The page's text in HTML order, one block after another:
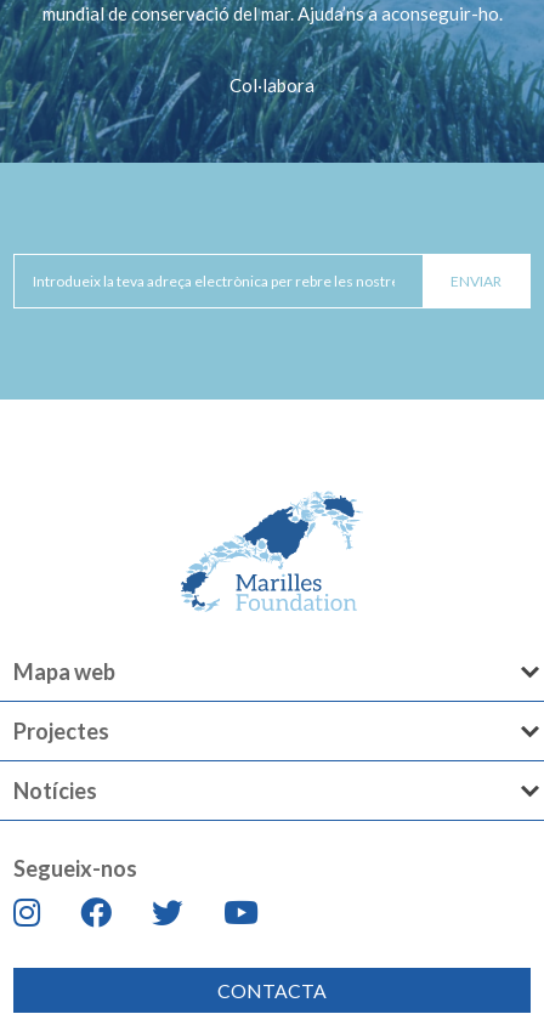
mundial de conservació del mar. Ajuda’ns a aconseguir-ho.
Col·labora
Mapa web
Projectes
Notícies
Segueix-nos
CONTACTA